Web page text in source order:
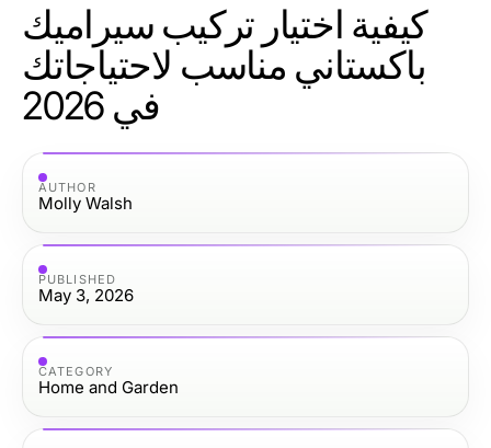
كيفية اختيار تركيب سيراميك
باكستاني مناسب لاحتياجاتك
في 2026
AUTHOR
Molly Walsh
PUBLISHED
May 3, 2026
CATEGORY
Home and Garden